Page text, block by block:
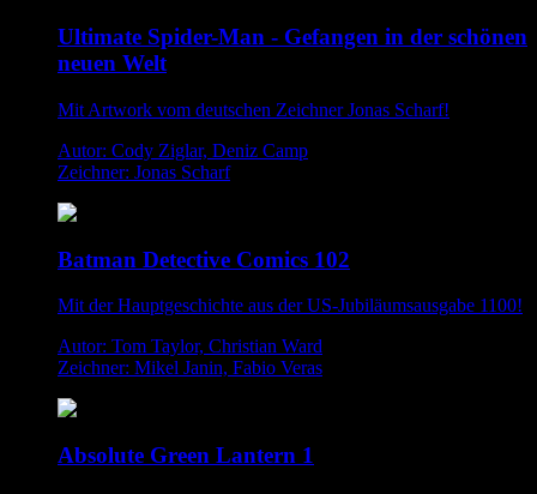
Ultimate Spider-Man - Gefangen in der schönen
neuen Welt
Mit Artwork vom deutschen Zeichner Jonas Scharf!
Autor: Cody Ziglar, Deniz Camp
Zeichner: Jonas Scharf
Batman Detective Comics 102
Mit der Hauptgeschichte aus der US-Jubiläumsausgabe 1100!
Autor: Tom Taylor, Christian Ward
Zeichner: Mikel Janin, Fabio Veras
Absolute Green Lantern 1